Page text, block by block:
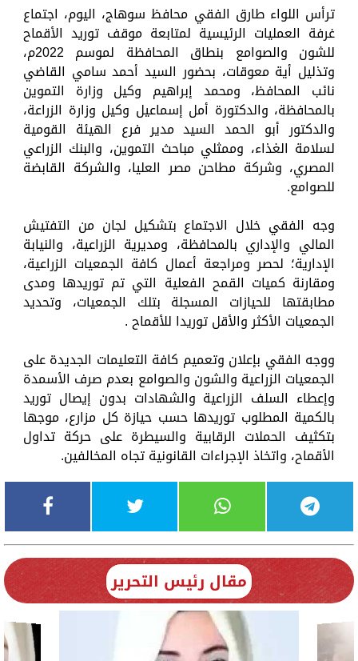
ترأس اللواء طارق الفقي محافظ سوهاج، اليوم، اجتماع
غرفة العمليات الرئيسية لمتابعة موقف توريد الأقماح
للشون والصوامع بنطاق المحافظة لموسم 2022م،
وتذليل أية معوقات، بحضور السيد أحمد سامي القاضي
نائب المحافظ، ومحمد إبراهيم وكيل وزارة التموين
بالمحافظة، والدكتورة أمل إسماعيل وكيل وزارة الزراعة،
والدكتور أبو الحمد السيد مدير فرع الهيئة القومية
لسلامة الغذاء، وممثلي مباحث التموين، والبنك الزراعي
المصري، وشركة مطاحن مصر العليا، والشركة القابضة
للصوامع.
وجه الفقي خلال الاجتماع بتشكيل لجان من التفتيش
المالي والإداري بالمحافظة، ومديرية الزراعية، والنيابة
الإدارية؛ لحصر ومراجعة أعمال كافة الجمعيات الزراعية،
ومقارنة كميات القمح الفعلية التي تم توريدها ومدى
مطابقتها للحيازات المسجلة بتلك الجمعيات، وتحديد
الجمعيات الأكثر والأقل توريدا للأقماح .
ووجه الفقي بإعلان وتعميم كافة التعليمات الجديدة على
الجمعيات الزراعية والشون والصوامع بعدم صرف الأسمدة
وإعطاء السلف الزراعية والشهادات بدون إيصال توريد
بالكمية المطلوب توريدها حسب حيازة كل مزارع، موجها
بتكثيف الحملات الرقابية والسيطرة على حركة تداول
الأقماح، واتخاذ الإجراءات القانونية تجاه المخالفين.
مقال رئيس التحرير